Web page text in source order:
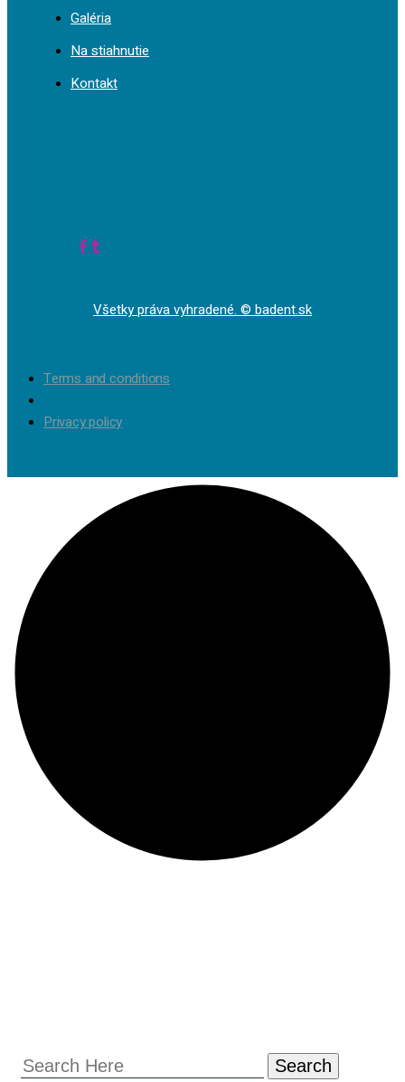
Galéria
Na stiahnutie
Kontakt
Všetky práva vyhradené. © badent.sk
Terms and conditions
Privacy policy
Search